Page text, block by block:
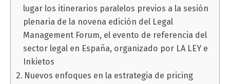
lugar los itinerarios paralelos previos a la sesión
plenaria de la novena edición del Legal
Management Forum, el evento de referencia del
sector legal en España, organizado por LA LEY e
Inkietos
Nuevos enfoques en la estrategia de pricing